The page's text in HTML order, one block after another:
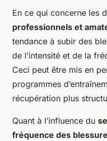
En ce qui concerne les
professionnels et
tendance à subir des
de l’intensité et de la
Ceci peut être mis en
programmes
récupération plus
Quant à l’influence du
fréquence des